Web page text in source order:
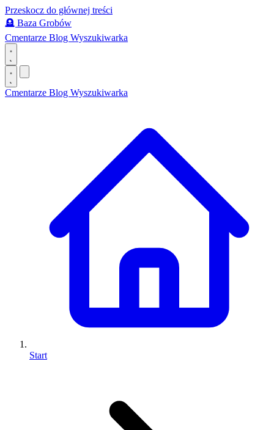
Przeskocz do głównej treści
🪦 Baza Grobów
Cmentarze Blog Wyszukiwarka
Cmentarze Blog Wyszukiwarka
Start